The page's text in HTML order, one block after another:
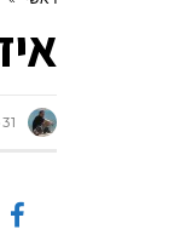
31 באוקטובר 2022